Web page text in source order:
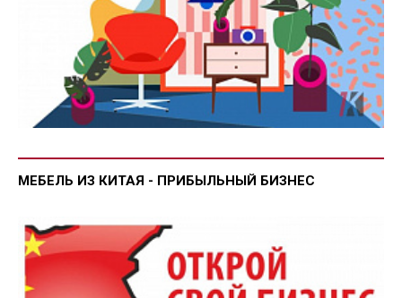
МЕБЕЛЬ ИЗ КИТАЯ - ПРИБЫЛЬНЫЙ БИЗНЕС